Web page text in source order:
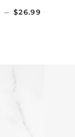
— PRIX
$26.99